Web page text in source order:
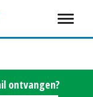
ontvangen?